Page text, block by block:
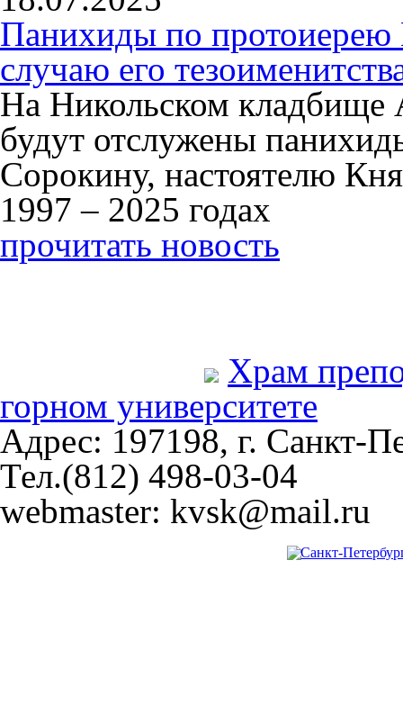
Панихиды по
случаю его
На Никольском кладбище
будут отслужены
Сорокину, настоятелю
1997 – 2025 годах
прочитать новость
Храм
горном университете
Адрес: 197198, г. Санкт-
Тел.(812) 498-03-04
webmaster: kvsk@mail.ru